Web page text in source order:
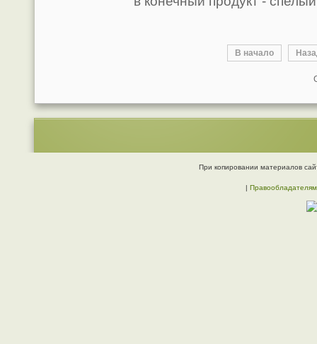
В начало
При копировании материалов
| Правообладателям